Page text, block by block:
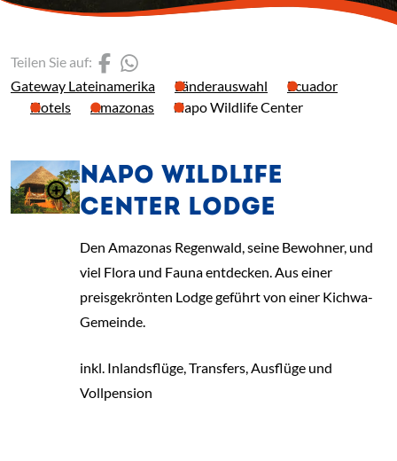
Gateway Lateinamerika Länderauswahl
Ecuador
Hotels
Amazonas Napo Wildlife Center
Teilen Sie auf: (Link öffnet einen neuen
NAPO WILDLIFE
CENTER LODGE
Den Amazonas Regenwald, seine Bewohner, und
viel Flora und Fauna entdecken. Aus einer
preisgekrönten Lodge geführt von einer Kichwa-
Gemeinde.
inkl. Inlandsflüge, Transfers, Ausflüge und
Vollpension